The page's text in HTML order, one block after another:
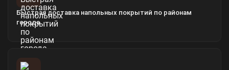
Быстрая доставка напольных покрытий по районам
города